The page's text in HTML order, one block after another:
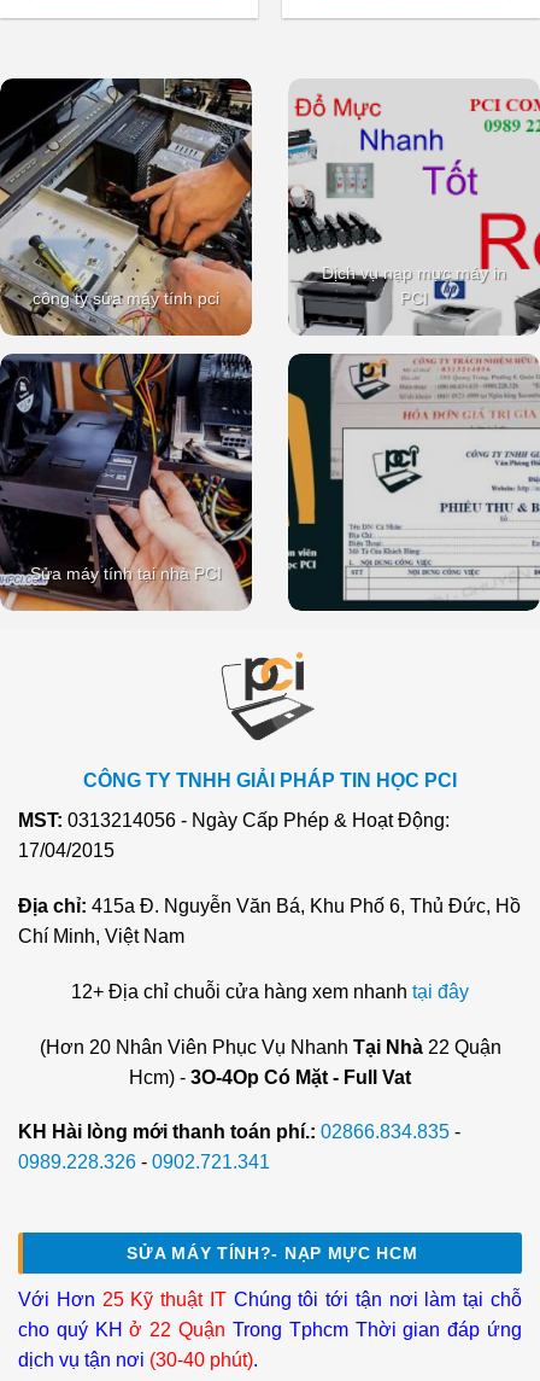
công ty sửa máy tính pci
Dịch vụ nạp mực máy in
PCI
Sửa máy tính tại nhà PCI
CÔNG TY TNHH GIẢI PHÁP TIN HỌC PCI
MST: 0313214056 - Ngày Cấp Phép & Hoạt Động:
17/04/2015
Địa chỉ: 415a Đ. Nguyễn Văn Bá, Khu Phố 6, Thủ Đức, Hồ
Chí Minh, Việt Nam
12+ Địa chỉ chuỗi cửa hàng xem nhanh tại đây
(Hơn 20 Nhân Viên Phục Vụ Nhanh Tại Nhà22 Quận
Hcm) - 3O-4Op Có Mặt - Full Vat
KH Hài lòng mới thanh toán phí.: 02866.834.835 -
0989.228.326 - 0902.721.341
SỬA MÁY TÍNH?- NẠP MỰC HCM
Với Hơn 25 Kỹ thuật ITChúng tôi tới tận nơi làm tại chỗ
cho quý KHở 22 Quận Trong Tphcm Thời gian đáp ứng
dịch vụ tận nơi (30-40 phút).